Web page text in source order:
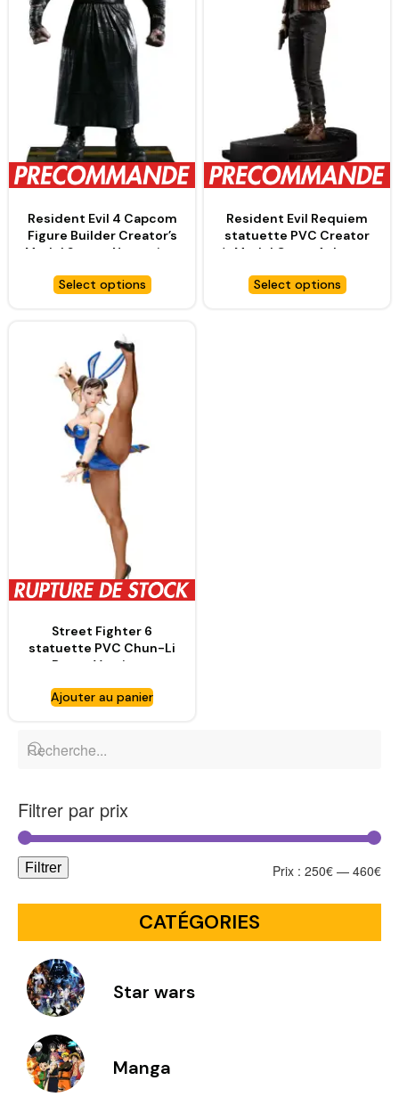
Resident Evil 4 Capcom
Figure Builder Creator’s
Model Statue Nemesis –
Select options
Resident Evil Requiem
statuette PVC Creator
´s Model Grace Ashcroft
Select options
Street Fighter 6
statuette PVC Chun-Li
Bunny Version –
Ajouter au panier
Filtrer par prix
Filtrer Prix : 250€ — 460€
CATÉGORIES
Star wars
Manga